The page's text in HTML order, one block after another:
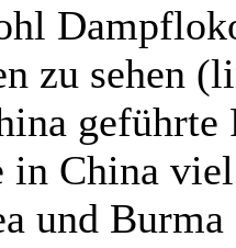
zu sehen
China
und